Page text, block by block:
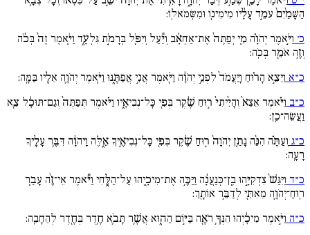
הַשָּׁמַ֙יִם֙ עֹמֵ֣ד עָלָ֔יו מִימִינ֖וֹ וּמִשְּׂמֹאלֽוֹ:
כ׳ וַיֹּ֣אמֶר יְהֹוָ֗ה מִ֚י יְפַתֶּה֙ אֶת־אַחְאָ֔ב וְיַ֕עַל וְיִפֹּ֖ל בְּרָמֹ֣ת גִּלְעָ֑ד וַיֹּ֚אמֶר זֶה֙ בְּכֹ֔ה
וְזֶ֥ה אֹמֵ֖ר בְּכֹֽה:
כ״א וַיֵּצֵ֣א הָר֗וּחַ וַֽיַּעֲמֹד֙ לִפְנֵ֣י יְהֹוָ֔ה וַיֹּ֖אמֶר אֲנִ֣י אֲפַתֶּ֑נּוּ וַיֹּ֧אמֶר יְהֹוָ֛ה אֵלָ֖יו בַּמָּֽה:
כ״ב וַיֹּ֗אמֶר אֵצֵא֙ וְהָיִ֙יתִי֙ ר֣וּחַ שֶׁ֔קֶר בְּפִ֖י כָּל־נְבִיאָ֑יו וַיֹּ֗אמֶר תְּפַתֶּה֙ וְגַם־תּוּכָ֔ל צֵ֖א
וַעֲשֵׂה־כֵֽן:
כ״ג וְעַתָּ֗ה הִנֵּ֨ה נָתַ֚ן יְהֹוָה֙ ר֣וּחַ שֶׁ֔קֶר בְּפִ֖י כָּל־נְבִיאֶ֣יךָ אֵ֑לֶּה וַֽיהֹוָ֔ה דִּבֶּ֥ר עָלֶ֖יךָ
רָעָֽה:
כ״ד וַיִּגַּשׁ֙ צִדְקִיָּ֣הוּ בֶֽן־כְּנַעֲנָ֔ה וַיַּכֶּ֥ה אֶת־מִיכָ֖יְהוּ עַל־הַלֶּ֑חִי וַיֹּ֕אמֶר אֵי־זֶ֨ה עָבַ֧ר
רֽוּחַ־יְהֹוָ֛ה מֵאִתִּ֖י לְדַבֵּ֥ר אוֹתָֽךְ:
כ״ה וַיֹּ֣אמֶר מִיכָ֔יְהוּ הִנְּךָ֥ רֹאֶ֖ה בַּיּ֣וֹם הַה֑וּא אֲשֶׁ֥ר תָּבֹ֛א חֶ֥דֶר בְּחֶ֖דֶר לְהֵחָבֵֽה: